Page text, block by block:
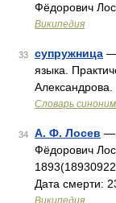
Фёдорович
Википедия
33 супружница —
языка.
Александрова.
Словарь
34 А. Ф. Лосев —
Фёдорович
Дата смерти:
Википедия